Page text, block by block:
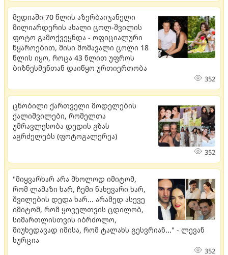
მედიაში 70 წლის აზერბაიჯანელი
მილიარდერის ახალი ცოლ-შვილის
ფოტო გამოქვეყნდა - ოფიციალური
წყაროებით, მისი მომავალი ცოლი 18
წლის იყო, როცა 43 წლით უფროს
ბიზნესმენთან დაიწყო ურთიერთობა
352
ცნობილი ქართველი მოდელების
ქალიშვილები, რომელთა
უმრავლესობა დედის გზას
აგრძელებს (ფოტოგალერეა)
352
"მიყვარხარ არა მხოლოდ იმიტომ,
რომ ლამაზი ხარ, ჩემი ნახევარი ხარ,
შვილების დედა ხარ... არამედ ასევე
იმიტომ, რომ ყოველთვის ცდილობ,
სიმართლისთვის იბრძოლო,
მიუხედავად იმისა, რომ ტალახს გესვრიან..." - ლევან
ხურცია
352